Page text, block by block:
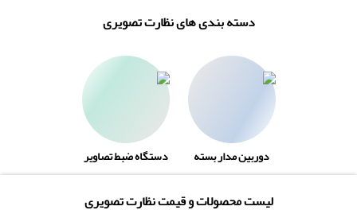
دسته بندی های نظارت تصویری
دوربین مدار بسته دستگاه ضبط تصاویر
لیست محصولات و قیمت نظارت تصویری